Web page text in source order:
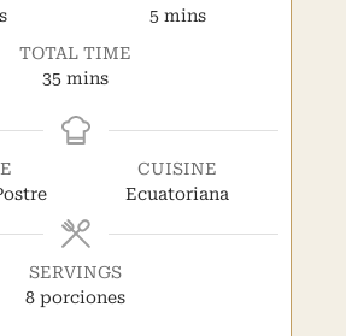
5minutes
mins
TOTAL TIME
35minutes
mins
CUISINE
Ecuatoriana
SERVINGS
8 porciones